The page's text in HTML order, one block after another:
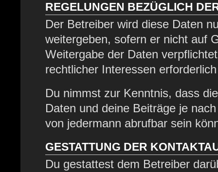
REGELUNGEN BEZÜGLICH
Der Betreiber wird diese Daten
weitergeben, sofern er nicht auf
Weitergabe der Daten
rechtlicher Interessen
Du nimmst zur Kenntnis, dass
Daten und deine Beiträge je
von jedermann abrufbar sein
GESTATTUNG DER
Du gestattest dem Betreiber